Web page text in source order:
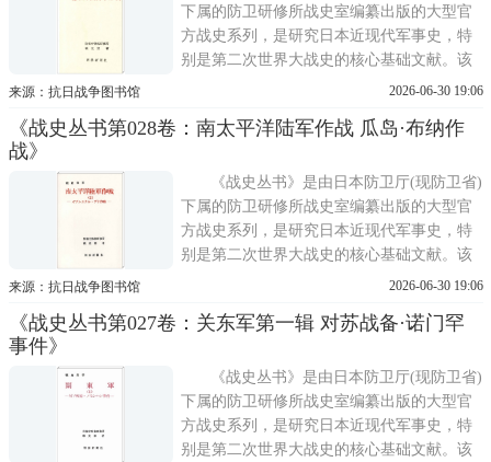
避免战争记忆散佚;同
下属的防卫研修所战史室编纂出版的大型官
方战史系列，是研究日本近现代军事史，特
别是第二次世界大战史的核心基础文献。该
丛书的编纂工作始于1955年，正值日本战后
于系统整理与保存旧日军遗留的大量原始档
避免战争记忆散佚;同
来源：抗日战争图书馆 2026-06-30 19:06
《战史丛书第028卷：南太平洋陆军作战 瓜岛·布纳作
战》
《战史丛书》是由日本防卫厅(现防卫省)
下属的防卫研修所战史室编纂出版的大型官
方战史系列，是研究日本近现代军事史，特
别是第二次世界大战史的核心基础文献。该
丛书的编纂工作始于1955年，正值日本战后
于系统整理与保存旧日军遗留的大量原始档
避免战争记忆散佚;同
来源：抗日战争图书馆 2026-06-30 19:06
《战史丛书第027卷：关东军第一辑 对苏战备·诺门罕
事件》
《战史丛书》是由日本防卫厅(现防卫省)
下属的防卫研修所战史室编纂出版的大型官
方战史系列，是研究日本近现代军事史，特
别是第二次世界大战史的核心基础文献。该